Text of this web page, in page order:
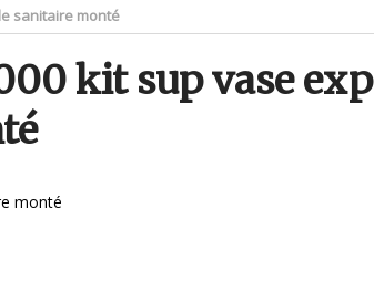
DE CUIVRE POUR VANNE FLOTTEUR À TIGE PLATE
sanitaire monté
kit sup vase exp
monté